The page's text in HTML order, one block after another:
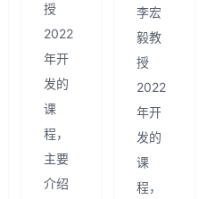
授
2022
年开
发的
课
程，
主要
介绍
李宏
毅教
授
2022
年开
发的
课
程，